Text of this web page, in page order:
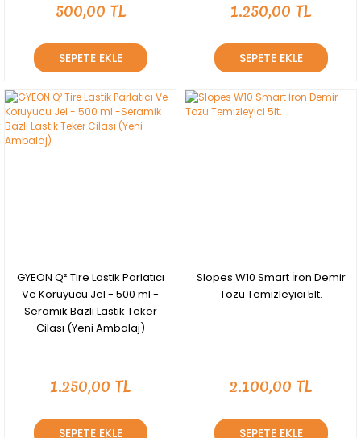
500,00 TL
SEPETE EKLE
1.250,00 TL
SEPETE EKLE
GYEON Q² Tire Lastik Parlatıcı
Ve Koruyucu Jel - 500 ml -
Seramik Bazlı Lastik Teker
Cilası (Yeni Ambalaj)
1.250,00 TL
SEPETE EKLE
YENİ
Slopes W10 Smart İron Demir
Tozu Temizleyici 5lt.
2.100,00 TL
SEPETE EKLE